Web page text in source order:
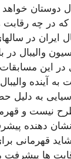
دوستان خواهد
در چه رقابت
ایران در
والیبال در
در این
آینده
به دلیل
نیست و
دهنده
قهرمانی
ها